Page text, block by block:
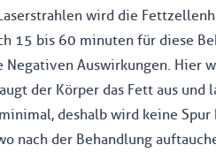
wird die
15 bis 60 minuten für diese
Negativen Auswirkungen. Hier
der Körper das Fett aus und
deshalb wird keine
nach der Behandlung